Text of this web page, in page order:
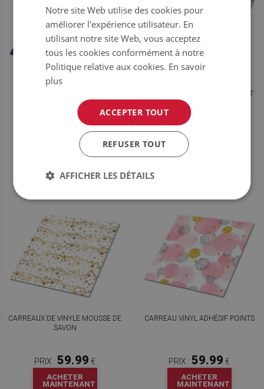
GÉOMÉTRIQUE
59.99
ACHETER
MAINTENANT
CARREAUX DE VINYLE LIGNES ET
ÉTOILES
PRIX :
ACHETER
MAINTENANT
CARREAUX DE VINYLE MOUSSE DE
SAVON
PRIX : 59.99 €
ACHETER
MAINTENANT
CARREAU VINYL ADHÉSIF POINTS
PRIX : 59.99 €
ACHETER
MAINTENANT
Notre site Web utilise des cookies pour
améliorer l'expérience utilisateur. En
utilisant notre site Web, vous acceptez
tous les cookies conformément à notre
Politique relative aux cookies. En savoir
plus
ACCEPTER TOUT
REFUSER TOUT
AFFICHER LES DÉTAILS